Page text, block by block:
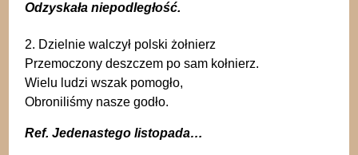
Odzyskała niepodległość.
2. Dzielnie walczył polski żołnierz
Przemoczony deszczem po sam kołnierz.
Wielu ludzi wszak pomogło,
Obroniliśmy nasze godło.
Ref. Jedenastego listopada…